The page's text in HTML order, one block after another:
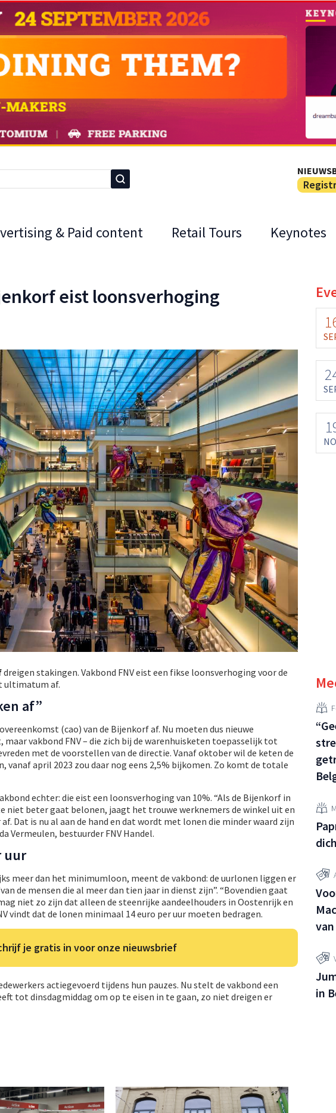
& Paid content Retail Tours Keynotes
eist loonsverhoging
dreigen stakingen. Vakbond FNV eist een fikse loonsverhoging voor de
ultimatum af.
af”
(cao) van de Bijenkorf af. Nu moeten dus nieuwe
vakbond FNV – die zich bij de warenhuisketen toepasselijk tot
met de voorstellen van de directie. Vanaf oktober wil de keten de
vanaf april 2023 zou daar nog eens 2,5% bijkomen. Zo komt de totale
echter: die eist een loonsverhoging van 10%. “Als de Bijenkorf in
niet beter gaat belonen, jaagt het trouwe werknemers de winkel uit en
Dat is nu al aan de hand en dat wordt met lonen die minder waard zijn
Vermeulen, bestuurder FNV Handel.
uur
meer dan het minimumloon, meent de vakbond: de uurlonen liggen er
de mensen die al meer dan tien jaar in dienst zijn”. “Bovendien gaat
niet zo zijn dat alleen de steenrijke aandeelhouders in Oostenrijk en
vindt dat de lonen minimaal 14 euro per uur moeten bedragen.
je gratis in voor onze nieuwsbrief
actiegevoerd tijdens hun pauzes. Nu stelt de vakbond een
tot dinsdagmiddag om op te eisen in te gaan, zo niet dreigen er
in